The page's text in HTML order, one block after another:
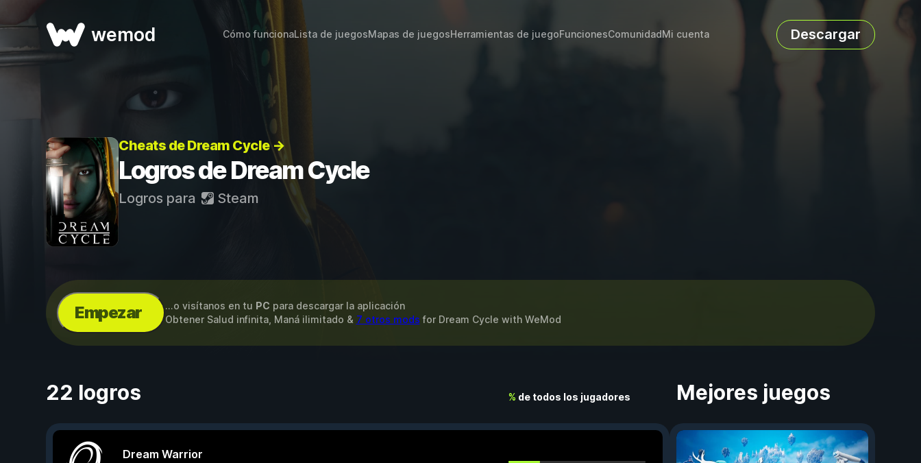
wemod Cómo funcionaLista de juegosMapas de juegosHerramientas de juegoFuncionesComunidadMi cuenta Descargar
Cheats de Dream Cycle →
Logros de Dream Cycle
Logros para Steam
Empezar ...o visítanos en tu PC para descargar la aplicación
Obtener Salud infinita, Maná ilimitado & 7 otros mods for Dream Cycle with WeMod
22 logros % de todos los jugadores
Dream Warrior
Mejores juegos